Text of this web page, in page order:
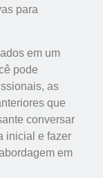
para
em um
pode
as
que
conversar
inicial e fazer
em